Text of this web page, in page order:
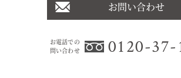
お電話での
問い合わせ
0120-37-
お問い合わせ